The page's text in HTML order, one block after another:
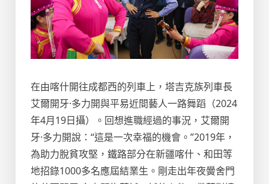
在由喀什開往成都西的列車上，塔吉克族列車長
艾爾開牙·多力開與平易近間藝人一路舞蹈（2024
年4月19日攝）。回想進職經過的事況，艾爾開
牙·多力開說：“這是一次幸福的機會。”2019年，
為助力脫貧攻堅，鐵路部分在新疆喀什、和田等
地招錄1000多名應屆結業生。剛走出年夜黌舍門